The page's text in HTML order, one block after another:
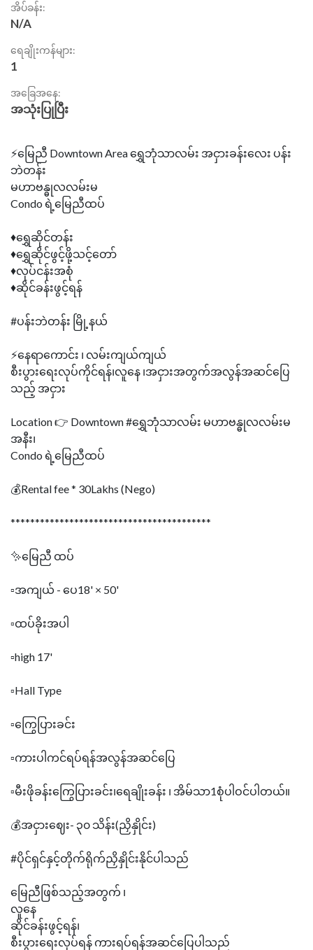
အိပ်ခန်း:
N/A
ရေချိုးကန်များ:
1
အခြေအနေ:
အသုံးပြုပြီး
⚡မြေညီ Downtown Area ရွှေဘုံသာလမ်း အငှားခန်းလေး ပန်း
ဘဲတန်း
မဟာဗန္ဓုလလမ်းမ
Condo ရဲ့မြေညီထပ်
♦ရွှေဆိုင်တန်း
♦ရွှေဆိုင်ဖွင့်ဖို့သင့်တော်
♦လုပ်ငန်းအစုံ
♦ဆိုင်ခန်းဖွင့်ရန်
#ပန်းဘဲတန်း မြို့နယ်
⚡နေရာကောင်း ၊ လမ်းကျယ်ကျယ်
စီးပွားရေးလုပ်ကိုင်ရန်၊လူနေ ၊အငှားအတွက်အလွန်အဆင်‌ပြေ
သည့် အငှား
Location 👉 Downtown #ရွှေဘုံသာလမ်း မဟာဗန္ဓုလလမ်းမ
အနီး၊
Condo ရဲ့မြေညီထပ်
💰Rental fee * 30Lakhs (Nego)
*****************************************
✨မြေညီ ထပ်
▫️အကျယ် - ပေ18' × 50'
▫️ထပ်ခိုးအပါ
▫️high 17'
▫️Hall Type
▫️ကြွေပြားခင်း
▫️ကားပါကင်ရပ်ရန်အလွန်အဆင်ပြေ
▫️မီးဖိုခန်းကြွေပြားခင်း၊ရေချိုးခန်း ၊ အိမ်သာ1စုံပါဝင်ပါတယ်။
💰အငှားဈေး- ၃၀ သိန်း(ညှိနှိုင်း)
#ပိုင်ရှင်နှင့်တိုက်ရိုက်ညှိနှိုင်းနိုင်ပါသည်
မြေညီဖြစ်သည့်အတွက် ၊
လူနေ
ဆိုင်ခန်းဖွင့်ရန်၊
စီးပွားရေးလုပ်ရန် ကားရပ်ရန်အဆင်ပြေပါသည်